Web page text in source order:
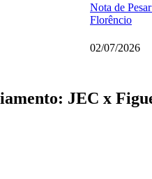
Nota de
Florêncio
02/07/2026
JEC x